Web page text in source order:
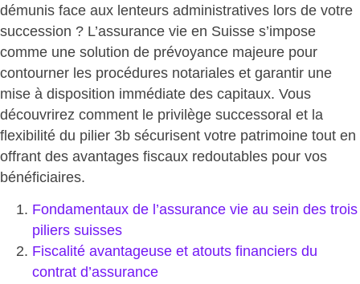
démunis face aux lenteurs administratives lors de votre
succession ? L’assurance vie en Suisse s’impose
comme une solution de prévoyance majeure pour
contourner les procédures notariales et garantir une
mise à disposition immédiate des capitaux. Vous
découvrirez comment le privilège successoral et la
flexibilité du pilier 3b sécurisent votre patrimoine tout en
offrant des avantages fiscaux redoutables pour vos
bénéficiaires.
Fondamentaux de l’assurance vie au sein des trois
piliers suisses
Fiscalité avantageuse et atouts financiers du
contrat d’assurance